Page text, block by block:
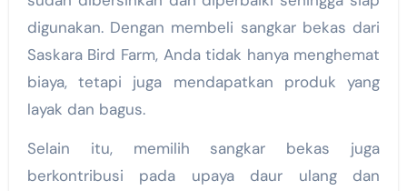
digunakan. Dengan membeli sangkar bekas dari
Saskara Bird Farm, Anda tidak hanya menghemat
biaya, tetapi juga mendapatkan produk yang
layak dan bagus.
Selain itu, memilih sangkar bekas juga
berkontribusi pada upaya daur ulang dan